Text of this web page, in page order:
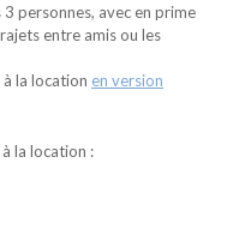
personnes, avec en prime
entre amis ou les
la location en version
la location :